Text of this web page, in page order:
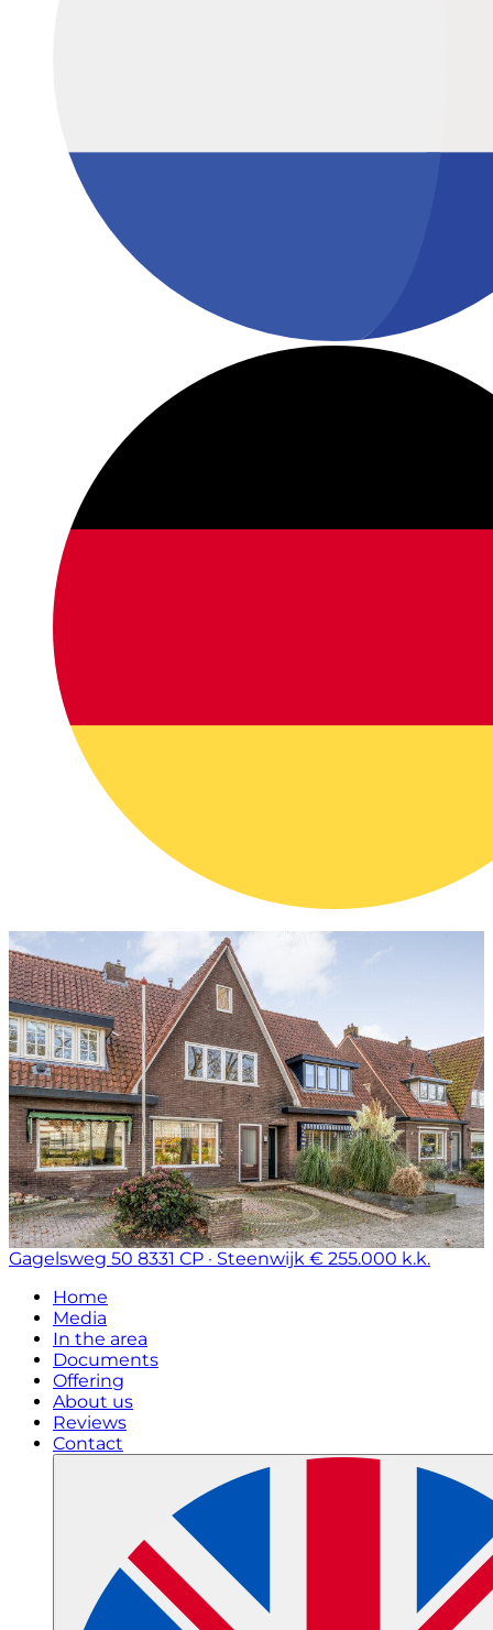
Gagelsweg 50 8331 CP · Steenwijk € 255.000 k.k.
Home
Media
In the area
Documents
Offering
About us
Reviews
Contact